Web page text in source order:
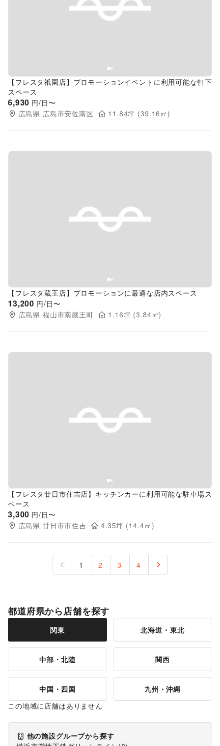
Previous slide
【フレスタ祇園店】プロモーションイベントに利用可能な軒下
スペース
6,930 円/日〜
広島県 広島市安佐南区 11.84坪 (39.16 ㎡)
Previous slide
【フレスタ蔵王店】プロモーションに最適な店内スペース
13,200 円/日〜
広島県 福山市南蔵王町 1.16坪 (3.84㎡)
Previous slide
【フレスタ廿日市住吉店】キッチンカーに利用可能な駐車場ス
ペース
3,300 円/日〜
広島県 廿日市市住吉 4.35坪 (14.4㎡)
1 2 3 4
都道府県から店舗を探す
関東 北海道・東北
中部・北陸 関西
中国・四国
九州・沖縄
この地域に店舗はありません
他の施設グループから探す